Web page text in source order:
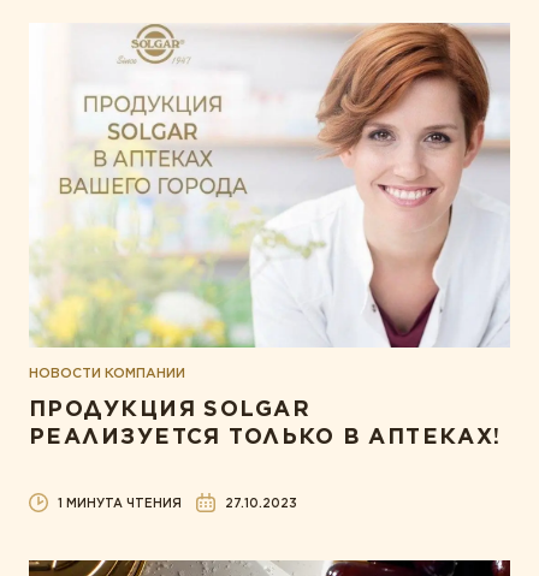
НОВОСТИ КОМПАНИИ
ПРОДУКЦИЯ SOLGAR
РЕАЛИЗУЕТСЯ ТОЛЬКО В АПТЕКАХ!
1 МИНУТА ЧТЕНИЯ 27.10.2023